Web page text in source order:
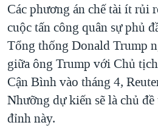
Các phương án chế tài ít rủi
cuộc tấn công quân sự phủ
Tổng thống Donald Trump
giữa ông Trump với Chủ
Cận Bình vào tháng 4,
Nhưỡng dự kiến sẽ là chủ
đỉnh này.